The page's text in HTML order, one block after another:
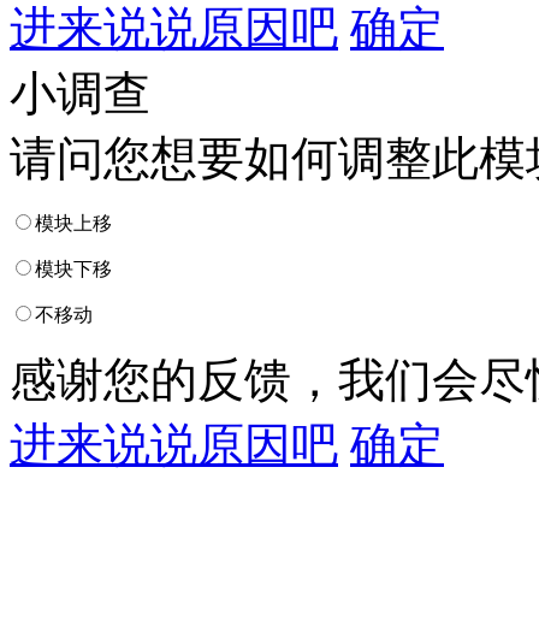
进来说说原因吧 确定
小调查
请问您想要如何调整此模
模块上移
模块下移
不移动
感谢您的反馈，我们会
进来说说原因吧 确定